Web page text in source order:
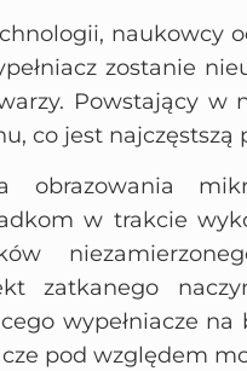
naukowcy
zostanie
Powstający w
co jest najczęstszą
obrazowania
w trakcie
zatkanego
wypełniacze
pod względem